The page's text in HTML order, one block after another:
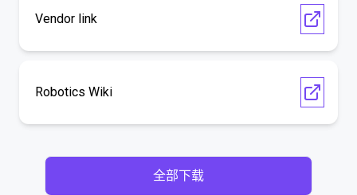
Vendor link
Robotics Wiki
全部下载